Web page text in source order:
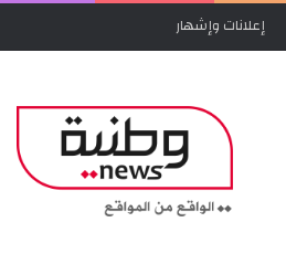
إعلانات وإشهار